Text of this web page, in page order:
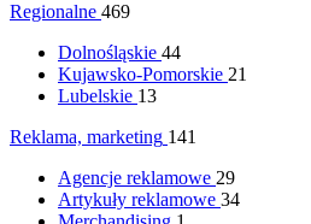
Regionalne 469
Dolnośląskie 44
Kujawsko-Pomorskie 21
Lubelskie 13
Reklama, marketing 141
Agencje reklamowe 29
Artykuły reklamowe 34